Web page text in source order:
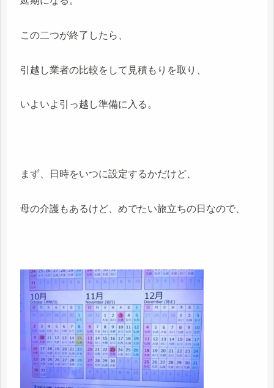
この二つが終了したら、
引越し業者の比較をして見積もりを取り、
いよいよ引っ越し準備に入る。
まず、日時をいつに設定するかだけど、
母の介護もあるけど、めでたい旅立ちの日なので、